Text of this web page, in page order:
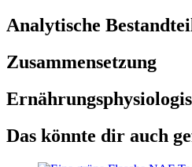
Analytische
Zusammensetzung
Das könnte dir auch